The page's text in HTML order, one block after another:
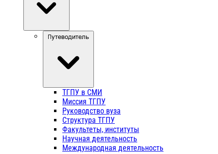
Путеводитель
ТГПУ в СМИ
Миссия ТГПУ
Руководство вуза
Структура ТГПУ
Факультеты, институты
Научная деятельность
Международная деятельность